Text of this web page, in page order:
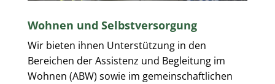
Wohnen und Selbstversorgung
Wir bieten ihnen Unterstützung in den
Bereichen der Assistenz und Begleitung im
Wohnen (ABW) sowie im gemeinschaftlichen